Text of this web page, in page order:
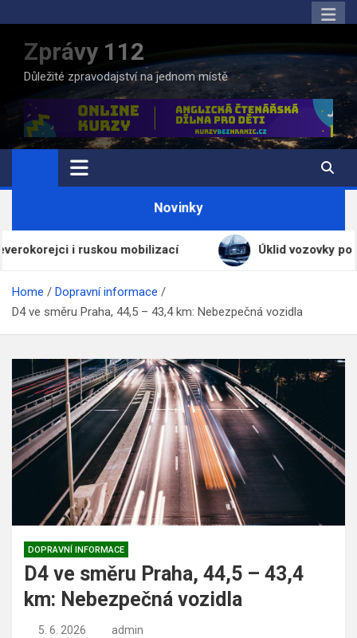
to
contentZprávy 112
Důležité zpravodajství na jednom místě
Novinky
i ruskou mobilizací Úklid vozovky po
Home
Dopravní informace
D4 ve směru Praha, 44,5 – 43,4 km: Nebezpečná vozidla
DOPRAVNÍ INFORMACE
D4 ve směru Praha, 44,5 – 43,4
km: Nebezpečná vozidla
5. 6. 2026 admin